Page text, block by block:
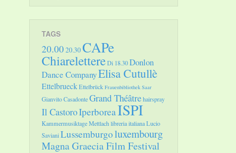
TAGS
20.00 20.30CAPe
ChiarelettereDi 18.30Donlon
Dance CompanyElisa Cutullè
EttelbrueckEttelbrück Frauenbibliothek Saar
Gianvito CasadonteGrand Théâtrehairspray
Il CastoroIperboreaISPI
Kammermusiktage Mettlachlibreria italianaLucio
SavianiLussemburgoluxembourg
Magna Graecia Film Festival